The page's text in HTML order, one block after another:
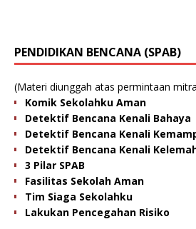
PENDIDIKAN BENCANA (SPAB)
(Materi diunggah atas permintaan
Komik Sekolahku Aman
Detektif Bencana Kenali Bahaya
Detektif Bencana Kenali
Detektif Bencana Kenali
3 Pilar SPAB
Fasilitas Sekolah Aman
Tim Siaga Sekolahku
Lakukan Pencegahan Risiko